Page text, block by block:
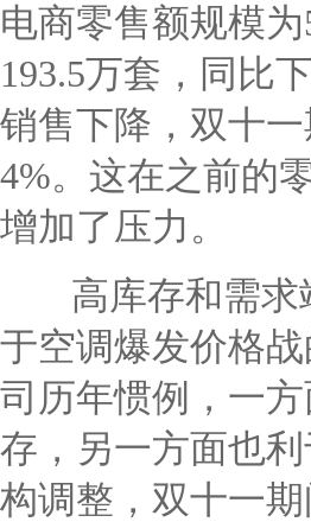
电商零售额规模为
193.5万套，同比
销售下降，双十一
4%。这在之前的
增加了压力。
高库存和需
于空调爆发价格
司历年惯例，一
存，另一方面也
构调整，双十一